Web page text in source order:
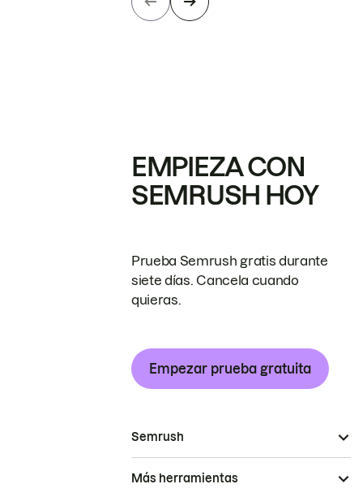
EMPIEZA CON
SEMRUSH HOY
Prueba Semrush gratis durante
siete días. Cancela cuando
quieras.
Empezar prueba gratuita
Semrush
Más herramientas